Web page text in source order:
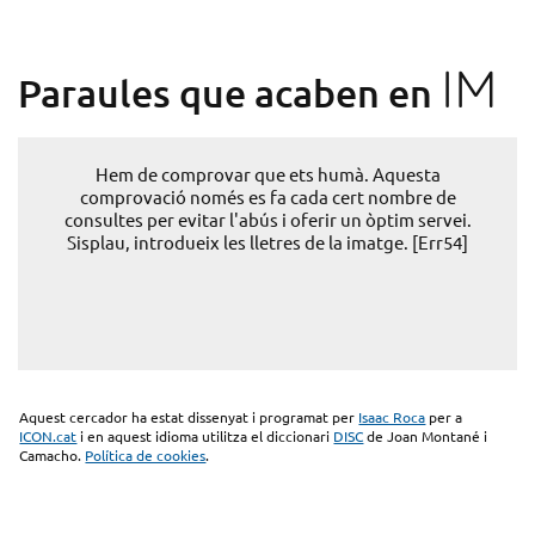
Paraules que acaben en IM
Hem de comprovar que ets humà. Aquesta
comprovació només es fa cada cert nombre de
consultes per evitar l'abús i oferir un òptim servei.
Sisplau, introdueix les lletres de la imatge. [Err54]
Aquest cercador ha estat dissenyat i programat per Isaac Roca per a
ICON.cat i en aquest idioma utilitza el diccionari DISCde Joan Montané i
Camacho. Política de cookies.